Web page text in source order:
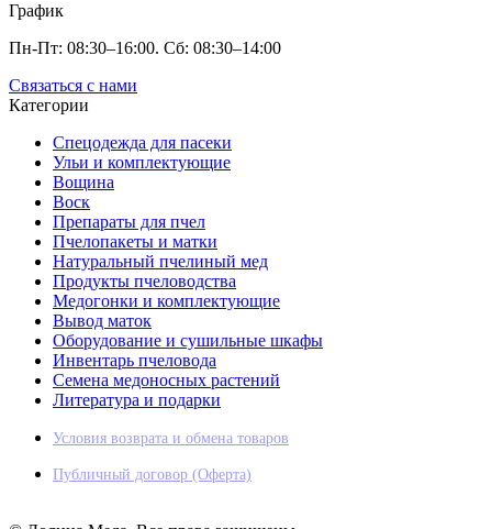
График
Пн-Пт: 08:30–16:00. Сб: 08:30–14:00
Связаться с нами
Категории
Спецодежда для пасеки
Ульи и комплектующие
Вощина
Воск
Препараты для пчел
Пчелопакеты и матки
Натуральный пчелиный мед
Продукты пчеловодства
Медогонки и комплектующие
Вывод маток
Оборудование и сушильные шкафы
Инвентарь пчеловода
Семена медоносных растений
Литература и подарки
Условия возврата и обмена товаров
Публичный договор (Оферта)